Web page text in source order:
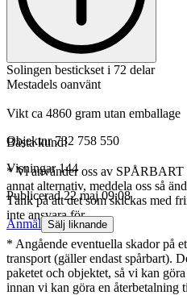
Solingen bestickset i 72 delar
Mestadels oanvänt
Vikt ca 4860 gram utan emballage
Bästa kund!
* Vi använder oss av
annat alternativ, meddela oss så
Tänk på att det som skickas med
inte ansvara för.
* Angående eventuella skador på
transport (gäller endast spårbart).
paketet och objektet, så vi kan
innan vi kan göra en återbetalning
Objektnr 732 758 550
Visningar 144
Publicerad 22 maj 09:08
Anmäl Sälj liknande